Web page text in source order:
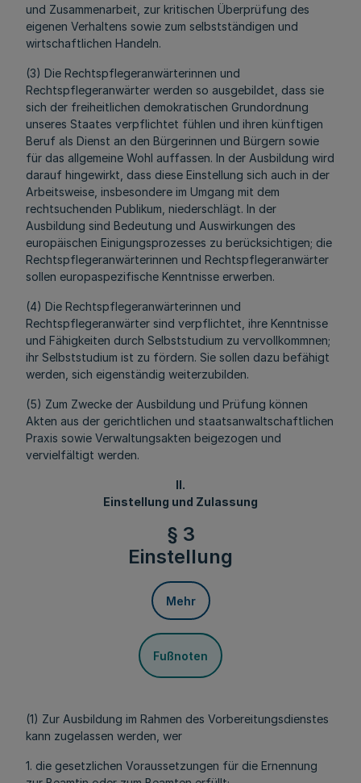
und Zusammenarbeit, zur kritischen Überprüfung des
eigenen Verhaltens sowie zum selbstständigen und
wirtschaftlichen Handeln.
(3) Die Rechtspflegeranwärterinnen und
Rechtspflegeranwärter werden so ausgebildet, dass sie
sich der freiheitlichen demokratischen Grundordnung
unseres Staates verpflichtet fühlen und ihren künftigen
Beruf als Dienst an den Bürgerinnen und Bürgern sowie
für das allgemeine Wohl auffassen. In der Ausbildung wird
darauf hingewirkt, dass diese Einstellung sich auch in der
Arbeitsweise, insbesondere im Umgang mit dem
rechtsuchenden Publikum, niederschlägt. In der
Ausbildung sind Bedeutung und Auswirkungen des
europäischen Einigungsprozesses zu berücksichtigen; die
Rechtspflegeranwärterinnen und Rechtspflegeranwärter
sollen europaspezifische Kenntnisse erwerben.
(4) Die Rechtspflegeranwärterinnen und
Rechtspflegeranwärter sind verpflichtet, ihre Kenntnisse
und Fähigkeiten durch Selbststudium zu vervollkommnen;
ihr Selbststudium ist zu fördern. Sie sollen dazu befähigt
werden, sich eigenständig weiterzubilden.
(5) Zum Zwecke der Ausbildung und Prüfung können
Akten aus der gerichtlichen und staatsanwaltschaftlichen
Praxis sowie Verwaltungsakten beigezogen und
vervielfältigt werden.
II.
Einstellung und Zulassung
§ 3
Einstellung
Mehr
Fußnoten
(1) Zur Ausbildung im Rahmen des Vorbereitungsdienstes
kann zugelassen werden, wer
1. die gesetzlichen Voraussetzungen für die Ernennung